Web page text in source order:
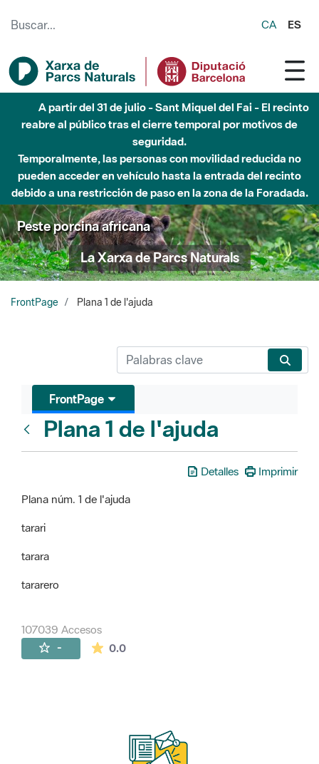
CA ES
A partir del 31 de julio - Sant Miquel del Fai - El recinto
reabre al público tras el cierre temporal por motivos de
seguridad.
Temporalmente, las personas con movilidad reducida no
pueden acceder en vehículo hasta la entrada del recinto
debido a una restricción de paso en la zona de la Foradada.
Peste porcina africana
La Xarxa de Parcs Naturals
FrontPage Plana 1 de l'ajuda
FrontPage
Plana 1 de l'ajuda
Detalles
Imprimir
Plana núm. 1 de l'ajuda
tarari
tarara
tararero
107039 Accesos
- 0.0La valoración media es de 0 estrellas de